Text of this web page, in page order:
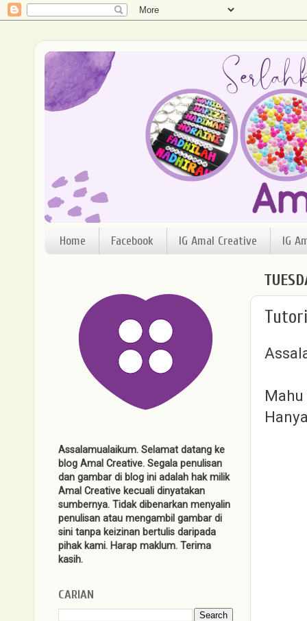
Home Facebook IG Amal Creative IG
Assalamualaikum. Selamat datang ke
blog Amal Creative. Segala penulisan
dan gambar di blog ini adalah hak milik
Amal Creative kecuali dinyatakan
sumbernya. Tidak dibenarkan menyalin
penulisan atau mengambil gambar di
sini tanpa keizinan bertulis daripada
pihak kami. Harap maklum. Terima
kasih.
CARIAN